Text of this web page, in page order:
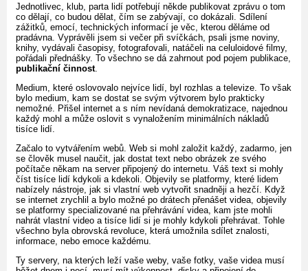
Jednotlivec, klub, parta lidí potřebují někde publikovat zprávu o tom
co dělají, co budou dělat, čím se zabývají, co dokázali. Sdílení
zážitků, emocí, technických informací je věc, kterou děláme od
pradávna. Vyprávěli jsem si večer při svíčkách, psali jsme noviny,
knihy, vydávali časopisy, fotografovali, natáčeli na celuloidové filmy,
pořádali přednášky. To všechno se dá zahrnout pod pojem publikace,
publikační činnost.
Medium, které oslovovalo nejvíce lidí, byl rozhlas a televize. To však
bylo medium, kam se dostat se svým výtvorem bylo prakticky
nemožné. Přišel internet a s ním nevídaná demokratizace, najednou
každý mohl a může oslovit s vynaložením minimálních nákladů
tisíce lidí.
Začalo to vytvářením webů. Web si mohl založit každý, zadarmo, jen
se člověk musel naučit, jak dostat text nebo obrázek ze svého
počítače někam na server připojený do internetu. Váš text si mohly
číst tisíce lidí kdykoli a kdekoli. Objevily se platformy, které lidem
nabízely nástroje, jak si vlastní web vytvořit snadněji a hezčí. Když
se internet zrychlil a bylo možné po drátech přenášet videa, objevily
se platformy specializované na přehrávání videa, kam jste mohli
nahrát vlastní video a tisíce lidí si je mohly kdykoli přehrávat. Tohle
všechno byla obrovská revoluce, která umožnila sdílet znalosti,
informace, nebo emoce každému.
Ty servery, na kterých leží vaše weby, vaše fotky, vaše videa musí